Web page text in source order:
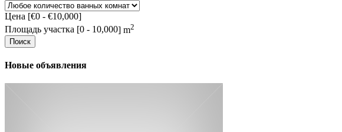
Цена [€0 - €10,000]
Площадь участка [0 - 10,000] m2
Поиск
Новые объявления